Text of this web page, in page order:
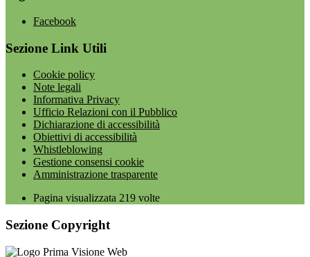
Facebook
Sezione Link Utili
Cookie policy
Note legali
Informativa Privacy
Ufficio Relazioni con il Pubblico
Dichiarazione di accessibilità
Obiettivi di accessibilità
Whistleblowing
Gestione consensi cookie
Amministrazione trasparente
Pagina visualizzata 219 volte
Sezione Copyright